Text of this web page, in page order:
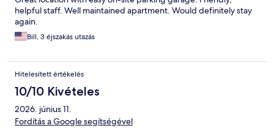
helpful staff. Well maintained apartment. Would definitely stay
again.
Bill, 3 éjszakás utazás
Hitelesített értékelés
10/10 Kivételes
2026. június 11.
Fordítás a Google segítségével